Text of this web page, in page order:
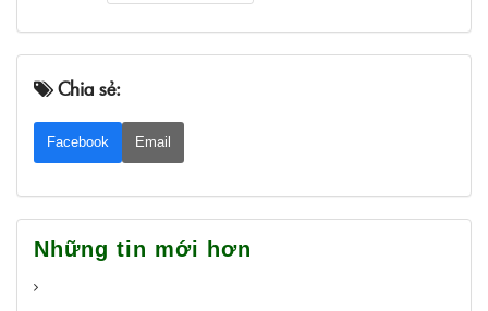
Chia sẻ:
Facebook Email
Những tin mới hơn